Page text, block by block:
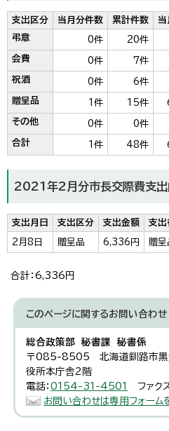
支出区分 当月分件数 累計件数 当
弔意
0件 20件
会費 0件 7件
祝酒 0件 6件
贈呈品 1件 15件
その他 0件 0件
合計 1件 48件
2021年2月分市長交際費支出
支出月日 支出区分 支出金額 支出
2月8日 贈呈品 6,336円 贈呈
合計：6,336円
このページに関するお問い合わせ
総合政策部 秘書課 秘書係
〒085-8505 北海道釧路市
役所本庁舎2階
電話：0154-31-4501
ファク
お問い合わせは専用フォーム